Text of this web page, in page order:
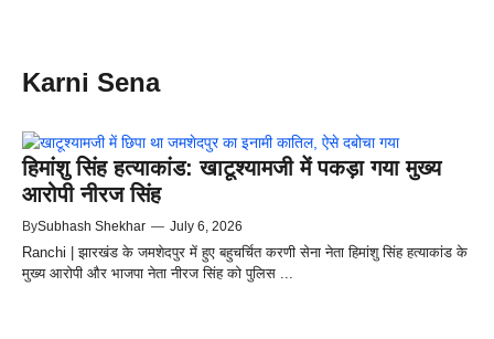
Karni Sena
हिमांशु सिंह हत्याकांड: खाटूश्यामजी में पकड़ा गया मुख्य
आरोपी नीरज सिंह
BySubhash Shekhar — July 6, 2026
Ranchi | झारखंड के जमशेदपुर में हुए बहुचर्चित करणी सेना नेता हिमांशु सिंह हत्याकांड के
मुख्य आरोपी और भाजपा नेता नीरज सिंह को पुलिस ...